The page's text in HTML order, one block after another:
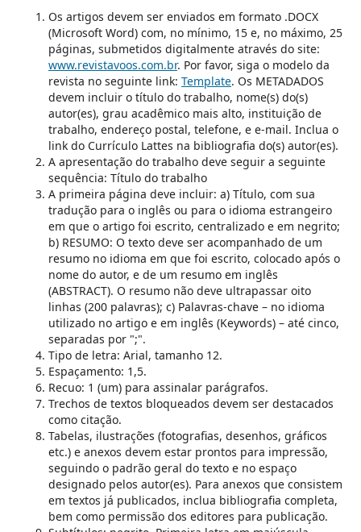
Os artigos devem ser enviados em formato .DOCX
(Microsoft Word) com, no mínimo, 15 e, no máximo, 25
páginas, submetidos digitalmente através do site:
www.revistavoos.com.br. Por favor, siga o modelo da
revista no seguinte link: Template. Os METADADOS
devem incluir o título do trabalho, nome(s) do(s)
autor(es), grau acadêmico mais alto, instituição de
trabalho, endereço postal, telefone, e e-mail. Inclua o
link do Currículo Lattes na bibliografia do(s) autor(es).
A apresentação do trabalho deve seguir a seguinte
sequência: Título do trabalho
A primeira página deve incluir: a) Título, com sua
tradução para o inglês ou para o idioma estrangeiro
em que o artigo foi escrito, centralizado e em negrito;
b) RESUMO: O texto deve ser acompanhado de um
resumo no idioma em que foi escrito, colocado após o
nome do autor, e de um resumo em inglês
(ABSTRACT). O resumo não deve ultrapassar oito
linhas (200 palavras); c) Palavras-chave – no idioma
utilizado no artigo e em inglês (Keywords) – até cinco,
separadas por ";".
Tipo de letra: Arial, tamanho 12.
Espaçamento: 1,5.
Recuo: 1 (um) para assinalar parágrafos.
Trechos de textos bloqueados devem ser destacados
como citação.
Tabelas, ilustrações (fotografias, desenhos, gráficos
etc.) e anexos devem estar prontos para impressão,
seguindo o padrão geral do texto e no espaço
designado pelos autor(es). Para anexos que consistem
em textos já publicados, inclua bibliografia completa,
bem como permissão dos editores para publicação.